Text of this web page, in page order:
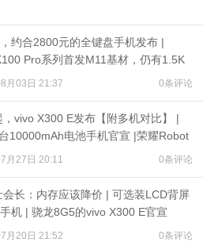
约合2800元的全键盘手机发布 |
Pro系列首发M11基材，仍有1.5K
月03日 21:37 0条评论
vivo X300 E发布【附多机对比】 |
10000mAh电池手机官宣 |荣耀Robot
月27日 20:11 0条评论
会长：内存应该降价 | 可选装LCD背屏
机 | 骁龙8G5的vivo X300 E官宣
月20日 21:52 0条评论